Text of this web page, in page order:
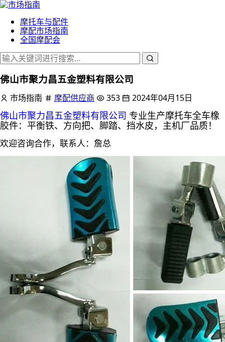
摩托车与配件
摩配市场指南
全国摩配会
佛山市聚力昌五金塑料有限公司
市场指南 摩配供应商 353 2024年04月15日
佛山市聚力昌五金塑料有限公司 专业生产摩托车全车橡
胶件：平衡铁、方向把、脚踏、挡水皮，主机厂品质！
欢迎咨询合作，联系人： 詹总